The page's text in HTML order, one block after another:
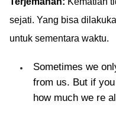
sejati. Yang bisa
untuk sementara waktu.
Sometimes we
from us. But if
how much we re